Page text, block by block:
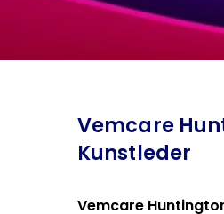
Vemcare
Kunstleder
Vemcare